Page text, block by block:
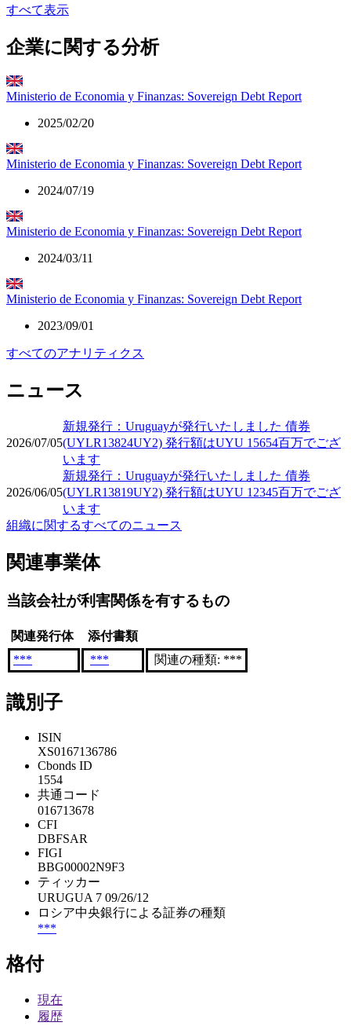
すべて表示
企業に関する分析
Ministerio de Economia y Finanzas: Sovereign Debt Report
2025/02/20
Ministerio de Economia y Finanzas: Sovereign Debt Report
2024/07/19
Ministerio de Economia y Finanzas: Sovereign Debt Report
2024/03/11
Ministerio de Economia y Finanzas: Sovereign Debt Report
2023/09/01
すべてのアナリティクス
ニュース
2026/07/05
新規発行：Uruguayが発行いたしました 債券
(UYLR13824UY2) 発行額はUYU 15654百万でござ
います
2026/06/05
新規発行：Uruguayが発行いたしました 債券
(UYLR13819UY2) 発行額はUYU 12345百万でござ
います
組織に関するすべてのニュース
関連事業体
当該会社が利害関係を有するもの
関連発行体
添付書類
***
*** 関連の種類: ***
識別子
ISIN
XS0167136786
Cbonds ID
1554
共通コード
016713678
CFI
DBFSAR
FIGI
BBG00002N9F3
ティッカー
URUGUA 7 09/26/12
ロシア中央銀行による証券の種類
***
格付
現在
履歴